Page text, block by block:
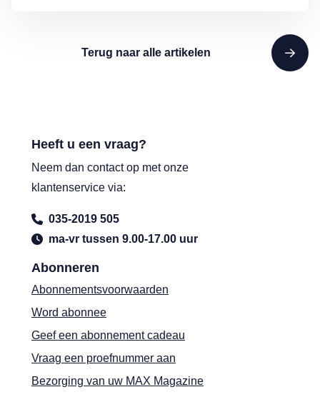
Terug naar alle artikelen
Abonneren
Abonnementsvoorwaarden
Word abonnee
Geef een abonnement cadeau
Vraag een proefnummer aan
Bezorging van uw MAX Magazine
Heeft u een vraag?
Neem dan contact op met onze
klantenservice via:
035-2019 505
ma-vr tussen 9.00-17.00 uur